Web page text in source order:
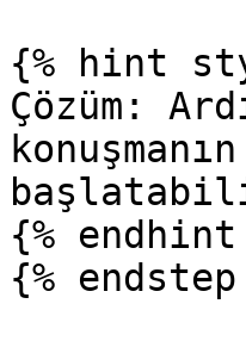
{% hint
Çözüm:
{% endhint
{% endstep